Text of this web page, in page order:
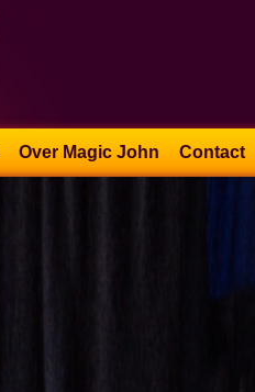
Over Magic John Contact